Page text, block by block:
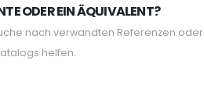
ODER EIN ÄQUIVALENT?
nach verwandten Referenzen oder
helfen.